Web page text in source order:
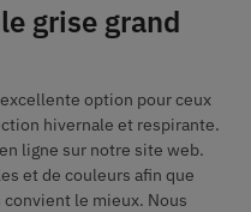
grise grand
option pour ceux
hivernale et respirante.
ligne sur notre site web.
et de couleurs afin que
le mieux. Nous